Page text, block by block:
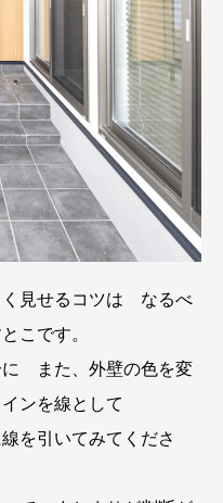
見せるコツは なるべ
こです。
に また、外壁の色を変
ンを線として
を引いてみてくださ